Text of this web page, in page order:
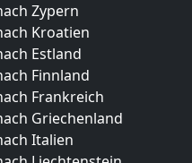
Zypern
Kroatien
Estland
Finnland
Frankreich
Griechenland
Italien